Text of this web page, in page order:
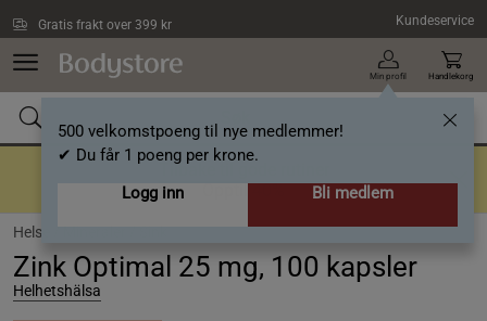
Gratis frakt over 399 kr Kundeservice
Min profil
500 velkomstpoeng til nye medlemmer!
✔ Du får 1 poeng per krone.
Logg inn
Bli medlem
Handlekorg
Tilbake til gode rutiner
Opptil 40%
Helse /
Zink Optimal 25 mg, 100 kapsler
Helhetshälsa